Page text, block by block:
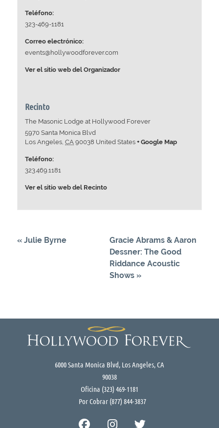
Recinto
The Masonic Lodge at Hollywood Forever
5970 Santa Monica Blvd
Los Angeles CA 90038 United States + Google Map
Teléfono:
323.469.1181
Ver el sitio web del Recinto
Teléfono:
323-469-1181
Correo electrónico:
events@hollywoodforever.com
Ver el sitio web del Organizador
« Julie Byrne
Gracie Abrams & Aaron
Dessner: The Good
Riddance Acoustic
Shows »
6000 Santa Monica Blvd, Los Angeles, CA
90038
Oficina (323) 469-1181
Por Cobrar (877) 844-3837